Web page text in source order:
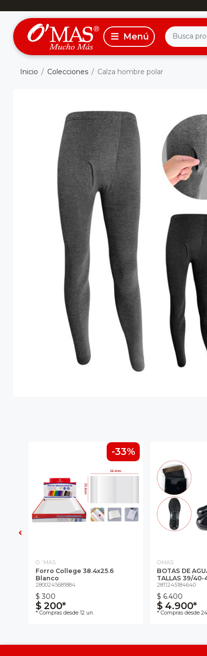
Inicio Colecciones Calza hombre polar
-33%
O´MAS
Forro College 38.4x25.6
Blanco
2800245681884
$ 300
$ 200*
* Compras desde 12 un.
OMAS
BOTAS DE
TALLAS 39/40-
2811245184640
$ 6.400
$ 4.900*
* Compras desde